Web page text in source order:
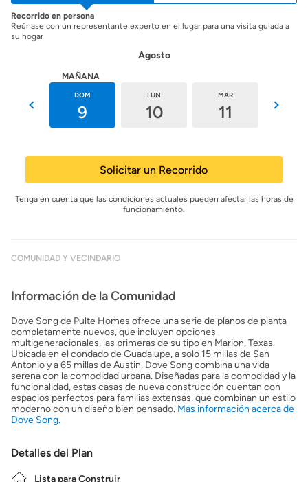
Recorrido en persona
Reúnase con un representante experto en el lugar para una visita guiada a
su hogar
Agosto
MAÑANA
DOM
9
LUN
10
MAR
11
Solicitar un Recorrido
Tenga en cuenta que las condiciones actuales pueden afectar las horas de
funcionamiento.
COMUNIDAD Y VECINDARIO
Información de la Comunidad
Dove Song de Pulte Homes ofrece una serie de planos de planta
completamente nuevos, que incluyen opciones
multigeneracionales, las primeras de su tipo en Marion, Texas.
Ubicada en el condado de Guadalupe, a solo 15 millas de San
Antonio y a 65 millas de Austin, Dove Song combina una vida
serena con la comodidad urbana. Diseñadas para la comodidad y la
funcionalidad, estas casas de nueva construcción cuentan con
espacios perfectos para familias extensas, que combinan un estilo
moderno con un diseño bien pensado. Mas información acerca de
Dove Song.
Detalles del Plan
Lista para Construir